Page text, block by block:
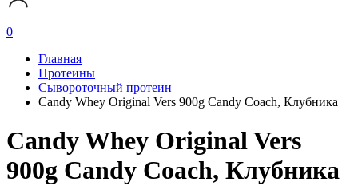
0
Главная
Протеины
Сывороточный протеин
Candy Whey Original Vers 900g Candy Coach, Клубника
Candy Whey Original Vers
900g Candy Coach, Клубника